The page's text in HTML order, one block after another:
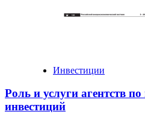
Инвестиции
Роль и услуги агентств
инвестиций